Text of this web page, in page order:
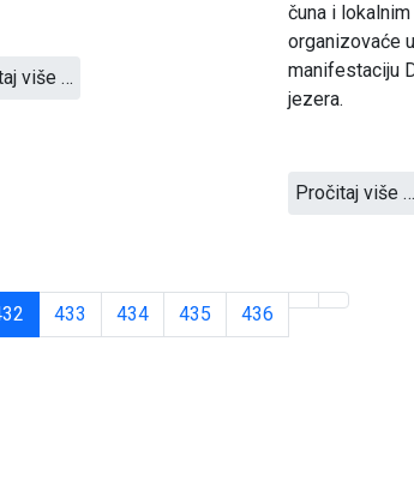
više …
čuna i
organizovaće
manifestaciju
jezera.
Pročitaj više …
433 434 435 436